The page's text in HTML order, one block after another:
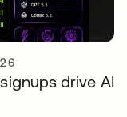
drive AI